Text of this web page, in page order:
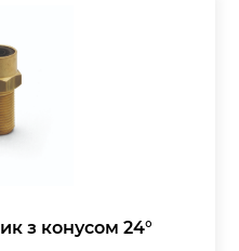
з конусом 24°